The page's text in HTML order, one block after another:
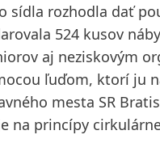
sídla rozhodla dať
524 kusov
aj neziskovým
ľuďom, ktorí ju
mesta SR
na princípy